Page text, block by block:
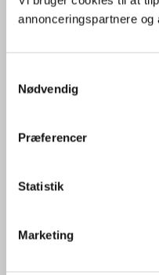
annonceringspartnere
Nødvendig
Præferencer
Statistik
Marketing